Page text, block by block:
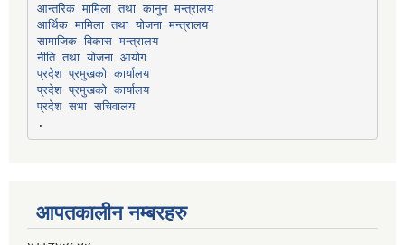
आन्तरिक मामिला तथा कानुन मन्त्रालय
आर्थिक मामिला तथा योजना मन्त्रालय
सामाजिक विकास मन्त्रालय
नीति तथा योजना आयोग
प्रदेश प्रमुखको कार्यालय
प्रदेश प्रमुखको कार्यालय
प्रदेश सभा सचिवालय
आपतकालीन नम्बरहरु